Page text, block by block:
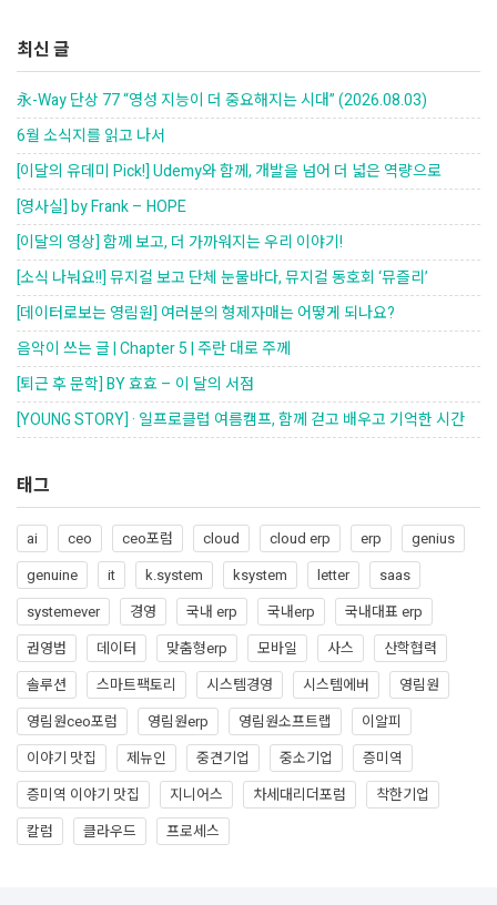
최신 글
永-Way 단상 77 “영성 지능이 더 중요해지는 시대” (2026.08.03)
6월 소식지를 읽고 나서
[이달의 유데미 Pick!] Udemy와 함께, 개발을 넘어 더 넓은 역량으로
[영사실] by Frank – HOPE
[이달의 영상] 함께 보고, 더 가까워지는 우리 이야기!
[소식 나눠요!!] 뮤지컬 보고 단체 눈물바다, 뮤지컬 동호회 ‘뮤즐리’
[데이터로보는 영림원] 여러분의 형제자매는 어떻게 되나요?
음악이 쓰는 글 | Chapter 5 | 주란 대로 주께
[퇴근 후 문학] BY 효효 – 이 달의 서점
[YOUNG STORY] · 일프로클럽 여름캠프, 함께 걷고 배우고 기억한 시간
태그
ai ceo ceo포럼 cloud cloud erp erp
genius
genuine
it k.system ksystem letter
saas
systemever
경영 국내 erp 국내erp
국내대표 erp
권영범
데이터 맞춤형erp 모바일 사스
산학협력
솔루션
스마트팩토리 시스템경영 시스템에버
영림원
영림원ceo포럼
영림원erp 영림원소프트랩
이알피
이야기 맛집
제뉴인 중견기업 중소기업
증미역
증미역 이야기 맛집
지니어스 차세대리더포럼
착한기업
칼럼
클라우드 프로세스